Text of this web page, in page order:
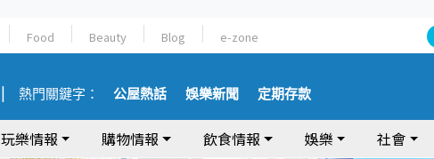
Food Beauty Blog e-zone
熱門關鍵字： 公屋熱話 娛樂新聞 定期存款
玩樂情報 購物情報 飲食情報 娛樂 社會